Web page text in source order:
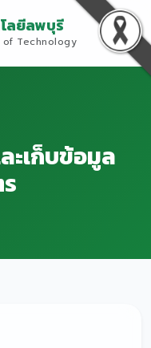
ลยีลพบุรี
Technology
เก็บข้อมูล